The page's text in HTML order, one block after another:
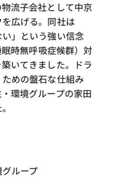
流子会社として中京
広げる。同社は
い」という強い信念
時無呼吸症候群）対
いてきました。ドラ
めの盤石な仕組み
環境グループの家田
ループ